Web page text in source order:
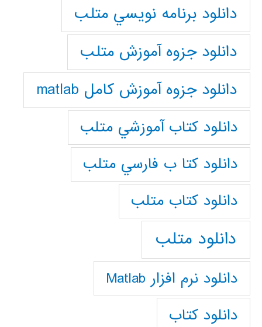
دانلود برنامه نويسي متلب
دانلود جزوه آموزش متلب
دانلود جزوه آموزش کامل matlab
دانلود كتاب آموزشي متلب
دانلود كتا ب فارسي متلب
دانلود كتاب متلب
دانلود متلب
دانلود نرم افزار Matlab
دانلود کتاب